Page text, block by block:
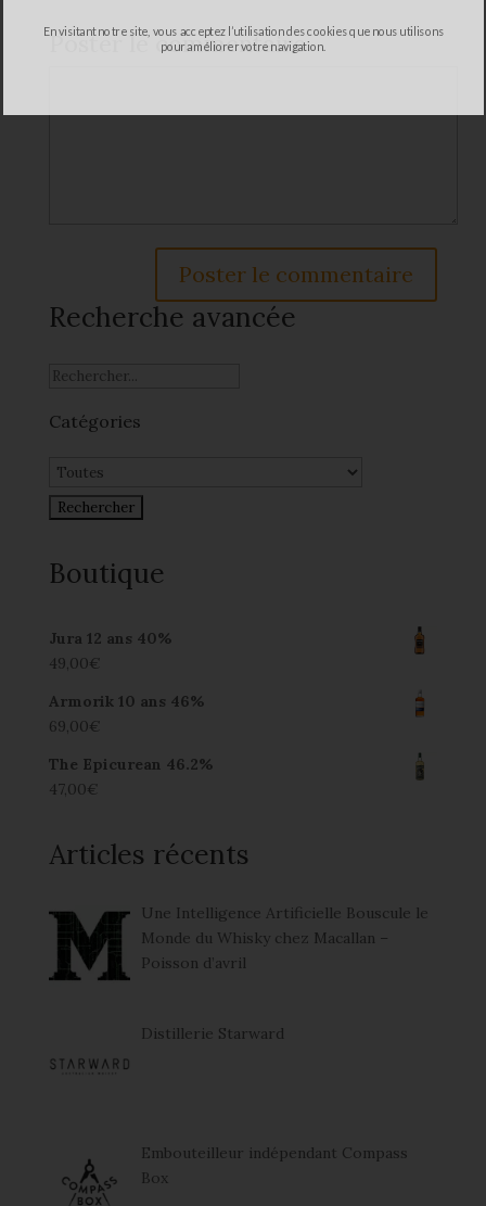
Poster le commentaire
Recherche avancée
Catégories
Boutique
Jura 12 ans 40%
49,00€
Armorik 10 ans 46%
69,00€
The Epicurean 46.2%
47,00€
Articles récents
Une Intelligence Artificielle Bouscule le
Monde du Whisky chez Macallan –
Poisson d’avril
Distillerie Starward
Embouteilleur indépendant Compass
Box
En visitant notre site, vous acceptez l’utilisation des cookies que nous utilisons
pour améliorer votre navigation.